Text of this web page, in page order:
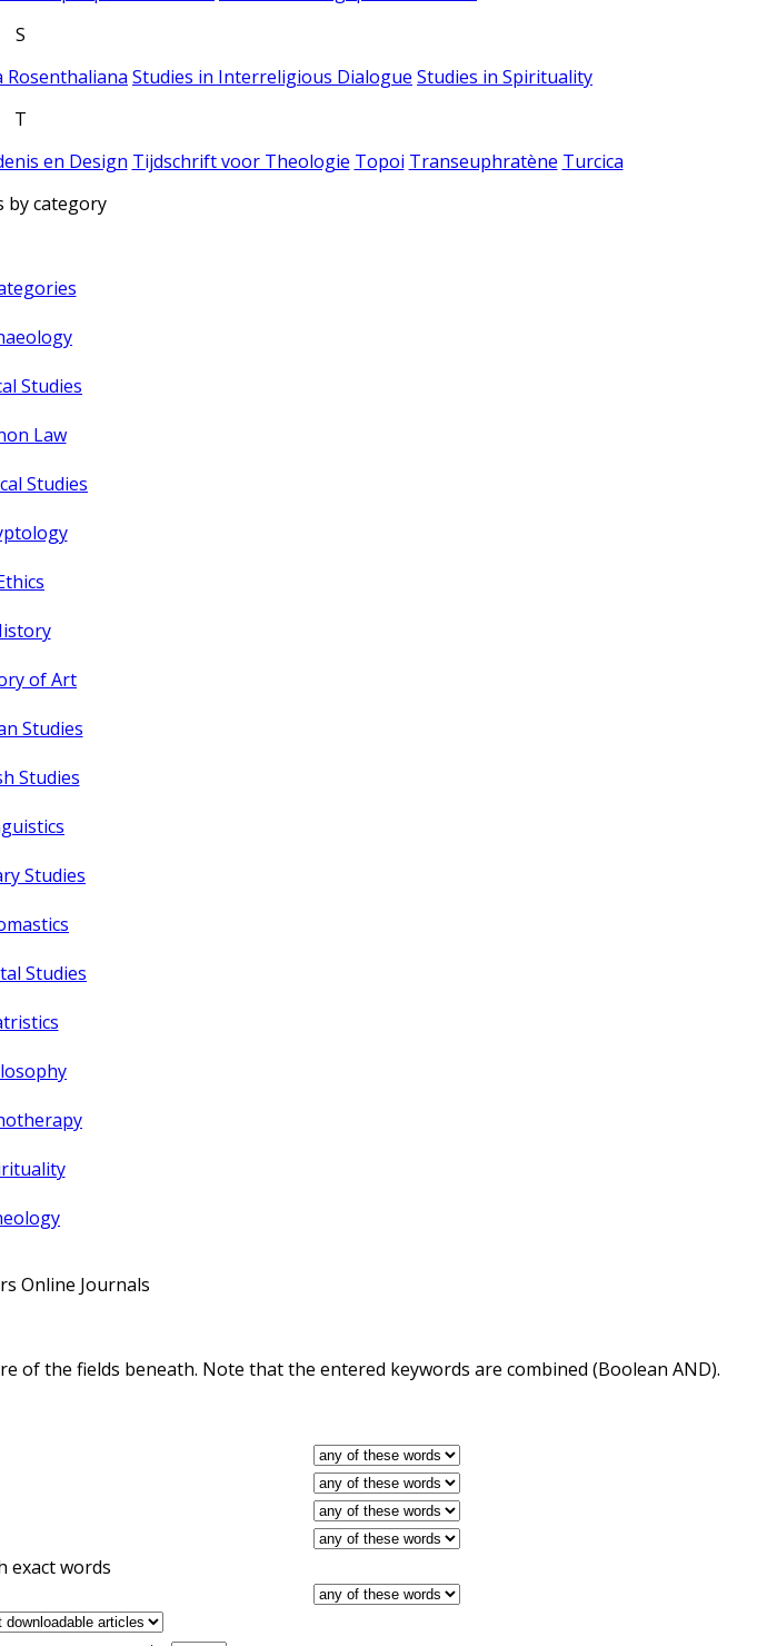
S
Rosenthaliana Studies in Interreligious Dialogue Studies in Spirituality
T
en Design Tijdschrift voor Theologie Topoi Transeuphratène Turcica
by category
Studies
Law
Studies
of Art
Studies
Studies
Studies
Studies
Online Journals
of the fields beneath. Note that the entered keywords are combined (Boolean AND).
exact words